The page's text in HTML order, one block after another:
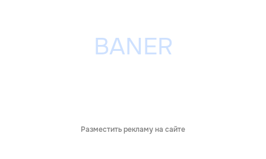
Разместить рекламу на сайте